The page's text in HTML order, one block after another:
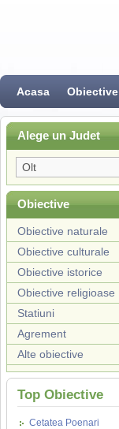
Acasa Obiective
Alege un Judet
Obiective
Obiective naturale
Obiective culturale
Obiective istorice
Obiective religioase
Statiuni
Agrement
Alte obiective
Top Obiective
Cetatea Poenari